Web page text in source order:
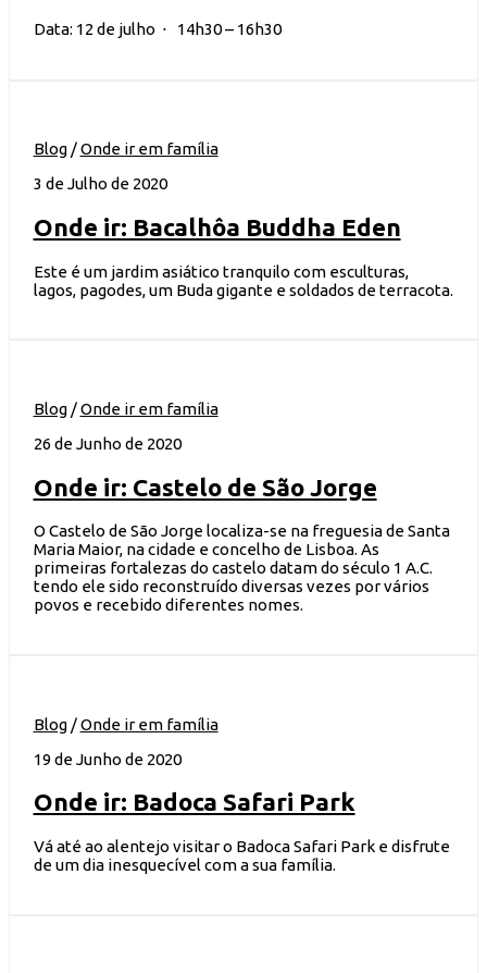
Data: 12 de julho ⋅ 14h30 – 16h30
Blog/Onde ir em família
3 de Julho de 2020
Onde ir: Bacalhôa Buddha Eden
Este é um jardim asiático tranquilo com esculturas,
lagos, pagodes, um Buda gigante e soldados de terracota.
Blog/Onde ir em família
26 de Junho de 2020
Onde ir: Castelo de São Jorge
O Castelo de São Jorge localiza-se na freguesia de Santa
Maria Maior, na cidade e concelho de Lisboa. As
primeiras fortalezas do castelo datam do século 1 A.C.
tendo ele sido reconstruído diversas vezes por vários
povos e recebido diferentes nomes.
Blog/Onde ir em família
19 de Junho de 2020
Onde ir: Badoca Safari Park
Vá até ao alentejo visitar o Badoca Safari Park e disfrute
de um dia inesquecível com a sua família.